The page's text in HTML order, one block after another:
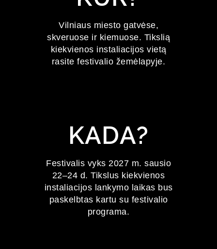
Vilniaus miesto gatvėse,
skveruose ir kiemuose. Tikslią
kiekvienos instaliacijos vietą
rasite festivalio žemėlapyje.
KADA?
Festivalis vyks 2027 m. sausio
22–24 d. Tikslus kiekvienos
instaliacijos lankymo laikas bus
paskelbtas kartu su festivalio
programa.